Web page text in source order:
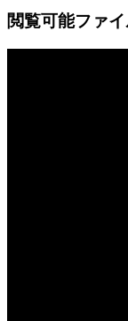
閲覧可能ファ